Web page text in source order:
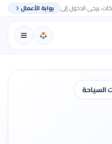
يرجى الدخول إلى بوابة الأعمال
السياحة